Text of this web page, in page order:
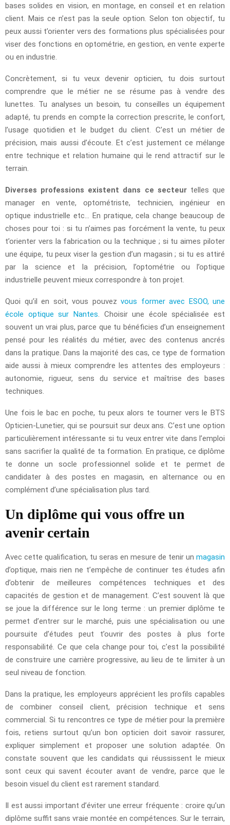
bases solides en vision, en montage, en conseil et en relation
client. Mais ce n’est pas la seule option. Selon ton objectif, tu
peux aussi t’orienter vers des formations plus spécialisées pour
viser des fonctions en optométrie, en gestion, en vente experte
ou en industrie.
Concrètement, si tu veux devenir opticien, tu dois surtout
comprendre que le métier ne se résume pas à vendre des
lunettes. Tu analyses un besoin, tu conseilles un équipement
adapté, tu prends en compte la correction prescrite, le confort,
l’usage quotidien et le budget du client. C’est un métier de
précision, mais aussi d’écoute. Et c’est justement ce mélange
entre technique et relation humaine qui le rend attractif sur le
terrain.
Diverses professions existent dans ce secteurtelles que
manager en vente, optométriste, technicien, ingénieur en
optique industrielle etc… En pratique, cela change beaucoup de
choses pour toi : si tu n’aimes pas forcément la vente, tu peux
t’orienter vers la fabrication ou la technique ; si tu aimes piloter
une équipe, tu peux viser la gestion d’un magasin ; si tu es attiré
par la science et la précision, l’optométrie ou l’optique
industrielle peuvent mieux correspondre à ton projet.
Quoi qu’il en soit, vous pouvez vous former avec ESOO, une
école optique sur Nantes . Choisir une école spécialisée est
souvent un vrai plus, parce que tu bénéficies d’un enseignement
pensé pour les réalités du métier, avec des contenus ancrés
dans la pratique. Dans la majorité des cas, ce type de formation
aide aussi à mieux comprendre les attentes des employeurs :
autonomie, rigueur, sens du service et maîtrise des bases
techniques.
Une fois le bac en poche, tu peux alors te tourner vers le BTS
Opticien-Lunetier, qui se poursuit sur deux ans. C’est une option
particulièrement intéressante si tu veux entrer vite dans l’emploi
sans sacrifier la qualité de ta formation. En pratique, ce diplôme
te donne un socle professionnel solide et te permet de
candidater à des postes en magasin, en alternance ou en
complément d’une spécialisation plus tard.
Un diplôme qui vous offre un
avenir certain
Avec cette qualification, tu seras en mesure de tenir un magasin
d’optique, mais rien ne t’empêche de continuer tes études afin
d’obtenir de meilleures compétences techniques et des
capacités de gestion et de management. C’est souvent là que
se joue la différence sur le long terme : un premier diplôme te
permet d’entrer sur le marché, puis une spécialisation ou une
poursuite d’études peut t’ouvrir des postes à plus forte
responsabilité. Ce que cela change pour toi, c’est la possibilité
de construire une carrière progressive, au lieu de te limiter à un
seul niveau de fonction.
Dans la pratique, les employeurs apprécient les profils capables
de combiner conseil client, précision technique et sens
commercial. Si tu rencontres ce type de métier pour la première
fois, retiens surtout qu’un bon opticien doit savoir rassurer,
expliquer simplement et proposer une solution adaptée. On
constate souvent que les candidats qui réussissent le mieux
sont ceux qui savent écouter avant de vendre, parce que le
besoin visuel du client est rarement standard.
Il est aussi important d’éviter une erreur fréquente : croire qu’un
diplôme suffit sans vraie montée en compétences. Sur le terrain,